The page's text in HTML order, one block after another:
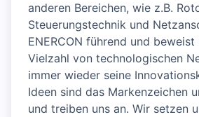
anderen Bereichen, wie z.B.
Steuerungstechnik und
ENERCON führend und
Vielzahl von technologischen
immer wieder seine
Ideen sind das Markenzeichen
und treiben uns an. Wir setzen